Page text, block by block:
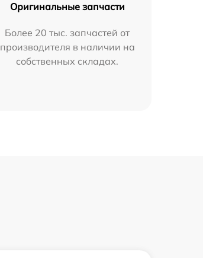
Оригинальные запчасти
Более 20 тыс. запчастей от
производителя в наличии на
собственных складах.